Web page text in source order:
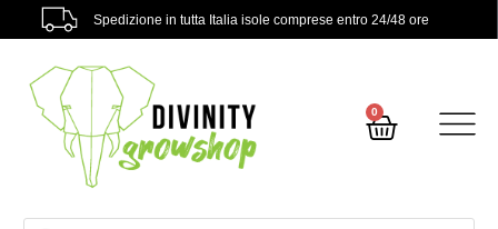
Spedizione in tutta Italia isole comprese entro 24/48 ore
0